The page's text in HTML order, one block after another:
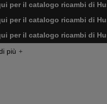
per il catalogo ricambi di
per il catalogo ricambi di
per il catalogo ricambi di
per il catalogo ricambi di